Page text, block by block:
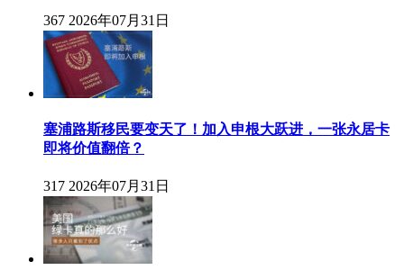
367 2026年07月31日
塞浦路斯移民要变天了！加入申根大跃进，一张永居卡
即将价值翻倍？
317 2026年07月31日